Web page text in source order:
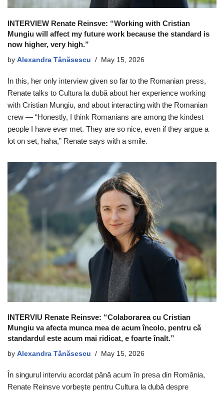
INTERVIEW Renate Reinsve: “Working with Cristian
Mungiu will affect my future work because the standard is
now higher, very high.”
by Alexandra Tănăsescu May 15, 2026
In this, her only interview given so far to the Romanian press,
Renate talks to Cultura la dubă about her experience working
with Cristian Mungiu, and about interacting with the Romanian
crew — “Honestly, I think Romanians are among the kindest
people I have ever met. They are so nice, even if they argue a
lot on set, haha,” Renate says with a smile.
INTERVIU Renate Reinsve: “Colaborarea cu Cristian
Mungiu va afecta munca mea de acum încolo, pentru că
standardul este acum mai ridicat, e foarte înalt.”
by Alexandra Tănăsescu May 15, 2026
În singurul interviu acordat până acum în presa din România,
Renate Reinsve vorbește pentru Cultura la dubă despre